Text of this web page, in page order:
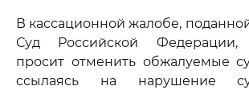
В кассационной жалобе,
Суд Российской Федерации,
просит отменить обжалуемые
ссылаясь на нарушение